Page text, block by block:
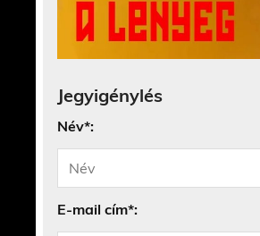
Jegyigénylés
Név*:
E-mail cím*: